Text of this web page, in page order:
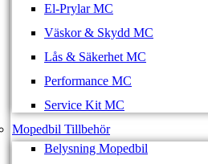
El-Prylar MC
Väskor & Skydd MC
Lås & Säkerhet MC
Performance MC
Service Kit MC
Mopedbil Tillbehör
Belysning Mopedbil